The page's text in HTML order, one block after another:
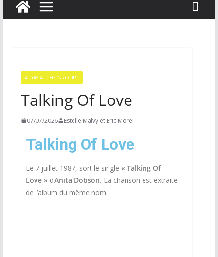
A DAY AT THE GROUP !
Talking Of Love
07/07/2026 Estelle Malvy et Eric Morel
Talking Of Love
Le 7 juillet 1987, sort le single « Talking Of
Love » d’Anita Dobson. La chanson est extraite
de l’album du même nom.